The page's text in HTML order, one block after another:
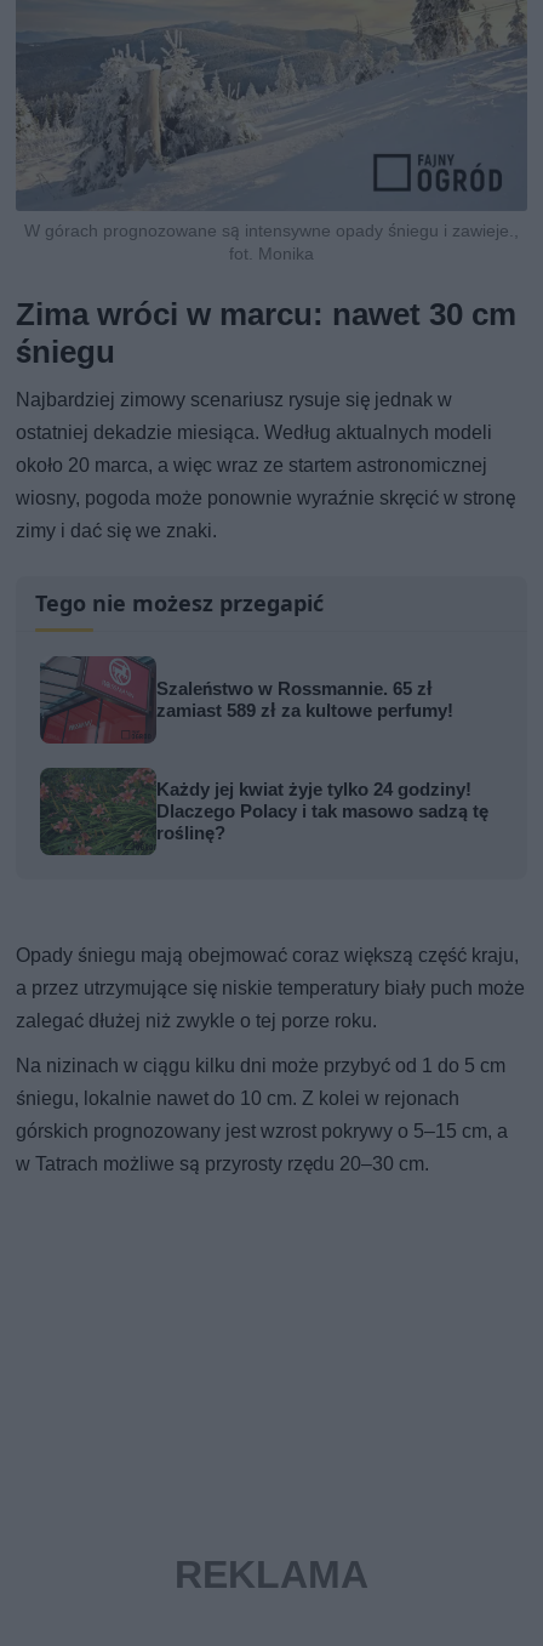
W górach prognozowane są intensywne opady śniegu i zawieje.,
fot. Monika
Zima wróci w marcu: nawet 30 cm
śniegu
Najbardziej zimowy scenariusz rysuje się jednak w
ostatniej dekadzie miesiąca. Według aktualnych modeli
około 20 marca, a więc wraz ze startem astronomicznej
wiosny, pogoda może ponownie wyraźnie skręcić w stronę
zimy i dać się we znaki.
Tego nie możesz przegapić
Szaleństwo w Rossmannie. 65 zł
zamiast 589 zł za kultowe perfumy!
Każdy jej kwiat żyje tylko 24 godziny!
Dlaczego Polacy i tak masowo sadzą tę
roślinę?
Opady śniegu mają obejmować coraz większą część kraju,
a przez utrzymujące się niskie temperatury biały puch może
zalegać dłużej niż zwykle o tej porze roku.
Na nizinach w ciągu kilku dni może przybyć od 1 do 5 cm
śniegu, lokalnie nawet do 10 cm. Z kolei w rejonach
górskich prognozowany jest wzrost pokrywy o 5–15 cm, a
w Tatrach możliwe są przyrosty rzędu 20–30 cm.